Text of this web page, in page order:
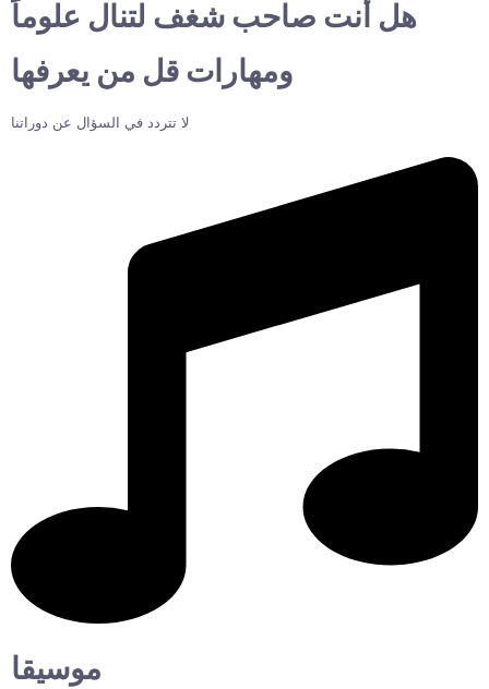
هل أنت صاحب شغف لتنال علوماً
ومهارات قل من يعرفها
لا تتردد في السؤال عن دوراتنا
موسيقا